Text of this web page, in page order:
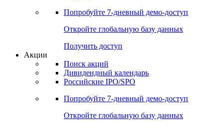
Попробуйте 7-дневный демо-доступ
Откройте глобальную базу данных
Получить доступ
Акции
Поиск акций
Дивидендный календарь
Российские IPO/SPO
Попробуйте 7-дневный демо-доступ
Откройте глобальную базу данных